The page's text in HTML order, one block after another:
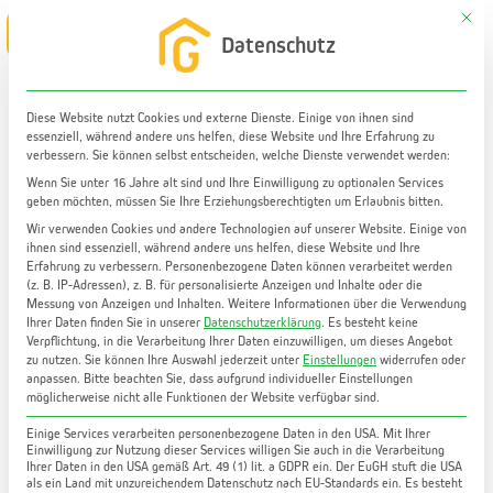
Zum
Inhalt
Glossar: Verbücherung
Was versteht man unter "Verbücherung"?
Bei einer Verbücherung handelt es sich um
die Eintragung des Eigentumsrechts in das
Grundbuch. Wie alle anderen
Grundbuchsgesuche ist sie grundsätzlich
Mit
Datenschutz
Diese Website nutzt Cookies und externe Dienste. Einige von ihnen sind
essenziell, während andere uns helfen, diese Website und Ihre Erfahrung zu
verbessern. Sie können selbst entscheiden, welche Dienste verwendet werden:
Wenn Sie unter 16 Jahre alt sind und Ihre Einwilligung zu optionalen Services
geben möchten, müssen Sie Ihre Erziehungsberechtigten um Erlaubnis bitten.
Wir verwenden Cookies und andere Technologien auf unserer Website. Einige von
ihnen sind essenziell, während andere uns helfen, diese Website und Ihre
Erfahrung zu verbessern. Personenbezogene Daten können verarbeitet werden
(z. B. IP-Adressen), z. B. für personalisierte Anzeigen und Inhalte oder die
Messung von Anzeigen und Inhalten. Weitere Informationen über die Verwendung
Ihrer Daten finden Sie in unserer Datenschutzerklärung. Es besteht keine
Verpflichtung, in die Verarbeitung Ihrer Daten einzuwilligen, um dieses Angebot
zu nutzen. Sie können Ihre Auswahl jederzeit unter Einstellungen widerrufen oder
anpassen. Bitte beachten Sie, dass aufgrund individueller Einstellungen
möglicherweise nicht alle Funktionen der Website verfügbar sind.
Einige Services verarbeiten personenbezogene Daten in den USA. Mit Ihrer
Einwilligung zur Nutzung dieser Services willigen Sie auch in die Verarbeitung
Ihrer Daten in den USA gemäß Art. 49 (1) lit. a GDPR ein. Der EuGH stuft die USA
als ein Land mit unzureichendem Datenschutz nach EU-Standards ein. Es besteht